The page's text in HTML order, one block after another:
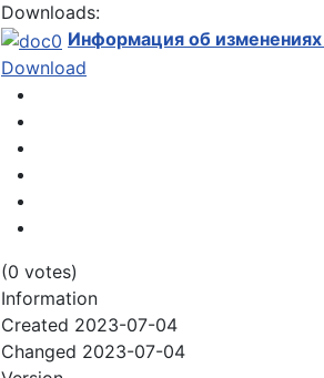
Downloads:
Информация об
Download
(0 votes)
Information
Created 2023-07-04
Changed 2023-07-04